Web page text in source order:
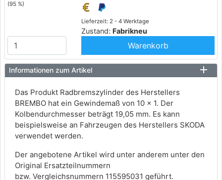
(95 %)
Lieferzeit: 2 - 4 Werktage
Zustand: Fabrikneu
Warenkorb
Informationen zum Artikel
Das Produkt Radbremszylinder des Herstellers
BREMBO hat ein Gewindemaß von 10 x 1. Der
Kolbendurchmesser beträgt 19,05 mm. Es kann
beispielsweise an Fahrzeugen des Herstellers SKODA
verwendet werden.
Der angebotene Artikel wird unter anderem unter den
Original Ersatzteilnummern
bzw. Vergleichsnummern 115595031 geführt.